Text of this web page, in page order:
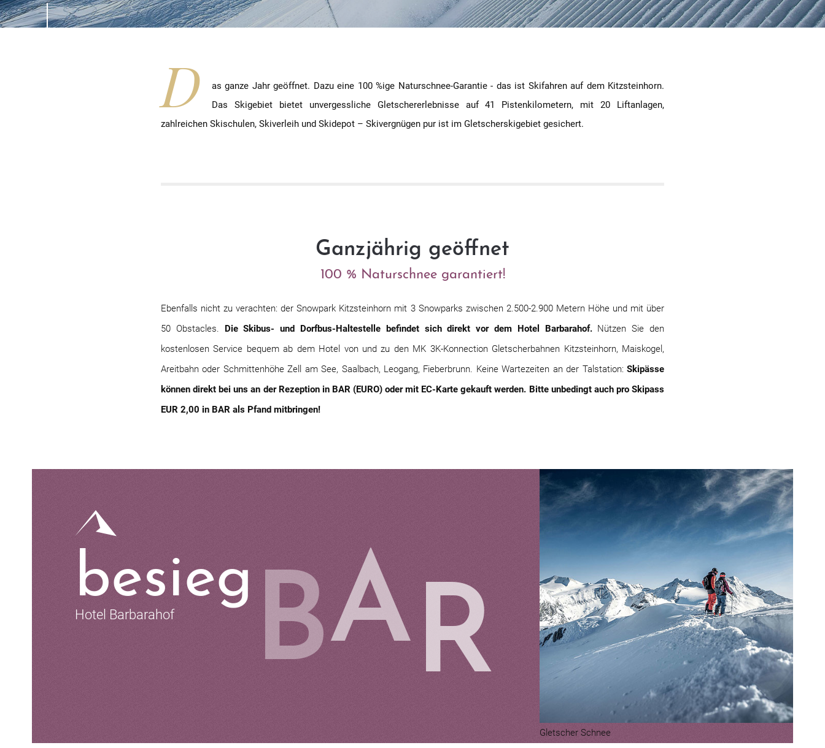
D
as ganze Jahr geöffnet. Dazu eine 100 %ige Naturschnee-Garantie - das ist Skifahren auf dem Kitzsteinhorn.
Das Skigebiet bietet unvergessliche Gletschererlebnisse auf 41 Pistenkilometern, mit 20 Liftanlagen,
zahlreichen Skischulen, Skiverleih und Skidepot – Skivergnügen pur ist im Gletscherskigebiet gesichert.
Ganzjährig geöffnet
100 % Naturschnee garantiert!
Ebenfalls nicht zu verachten: der Snowpark Kitzsteinhorn mit 3 Snowparks zwischen 2.500-2.900 Metern Höhe und mit über
50 Obstacles. Die Skibus- und Dorfbus-Haltestelle befindet sich direkt vor dem Hotel Barbarahof. Nützen Sie den
kostenlosen Service bequem ab dem Hotel von und zu den MK 3K-Konnection Gletscherbahnen Kitzsteinhorn, Maiskogel,
Areitbahn oder Schmittenhöhe Zell am See, Saalbach, Leogang, Fieberbrunn. Keine Wartezeiten an der Talstation: Skipässe
können direkt bei uns an der Rezeption in BAR (EURO) oder mit EC-Karte gekauft werden. Bitte unbedingt auch pro Skipass
EUR 2,00 in BAR als Pfand mitbringen!
besieg
Hotel Barbarahof BAR
Gletscher Schnee